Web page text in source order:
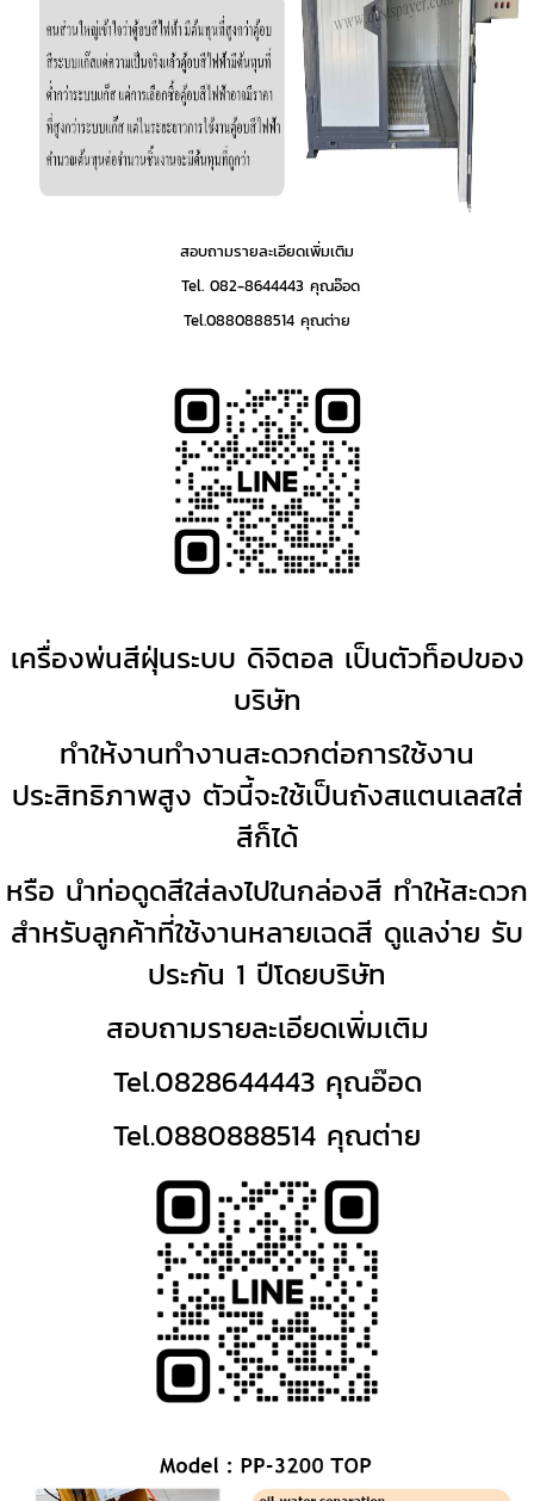
สอบถามรายละเอียดเพิ่มเติม
Tel. 082-8644443 คุณอ๊อด
Tel.0880888514 คุณต่าย
เครื่องพ่นสีฝุ่นระบบ ดิจิตอล เป็นตัวท็อปของ
บริษัท
ทำให้งานทำงานสะดวกต่อการใช้งาน
ประสิทธิภาพสูง ตัวนี้จะใช้เป็นถังสแตนเลสใส่
สีก็ได้
หรือ นำท่อดูดสีใส่ลงไปในกล่องสี ทำให้สะดวก
สำหรับลูกค้าที่ใช้งานหลายเฉดสี ดูแลง่าย รับ
ประกัน 1 ปีโดยบริษัท
สอบถามรายละเอียดเพิ่มเติม
Tel.0828644443 คุณอ๊อด
Tel.0880888514 คุณต่าย